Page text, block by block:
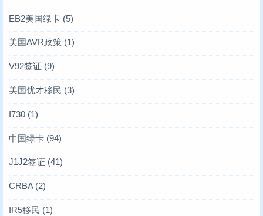
EB2美国绿卡 (5)
美国AVR政策 (1)
V92签证 (9)
美国优才移民 (3)
I730 (1)
中国绿卡 (94)
J1J2签证 (41)
CRBA(2)
IR5移民 (1)